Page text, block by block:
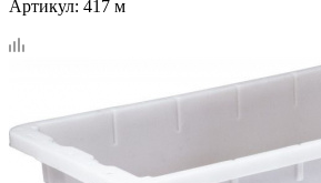
Артикул: 417 м